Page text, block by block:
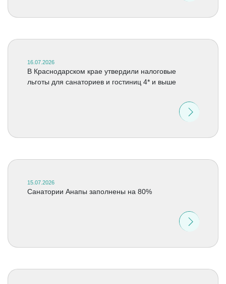
16.07.2026
В Краснодарском крае утвердили налоговые
льготы для санаториев и гостиниц 4* и выше
15.07.2026
Санатории Анапы заполнены на 80%